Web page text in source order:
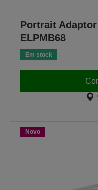
Portrait
ELPMB68
Em stock
Novo